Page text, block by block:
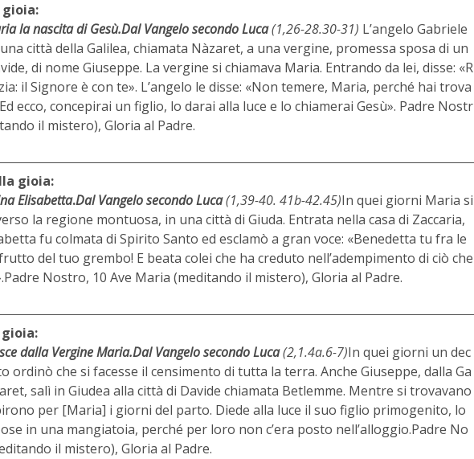
la nascita di Gesù.Dal Vangelo secondo Luca(1,26-28.30-31) L’angelo Gabriele
città della Galilea, chiamata Nàzaret, a una vergine, promessa sposa di un
di nome Giuseppe. La vergine si chiamava Maria. Entrando da lei, disse: «R
il Signore è con te». L’angelo le disse: «Non temere, Maria, perché hai trova
ecco, concepirai un figlio, lo darai alla luce e lo chiamerai Gesù». Padre Nostr
il mistero), Gloria al Padre.
gioia:
Elisabetta.Dal Vangelo secondo Luca(1,39-40. 41b-42.45)In quei giorni Maria si
la regione montuosa, in una città di Giuda. Entrata nella casa di Zaccaria,
fu colmata di Spirito Santo ed esclamò a gran voce: «Benedetta tu fra le
del tuo grembo! E beata colei che ha creduto nell’adempimento di ciò che
Nostro, 10 Ave Maria (meditando il mistero), Gloria al Padre.
dalla Vergine Maria.Dal Vangelo secondo Luca(2,1.4a.6-7)In quei giorni un dec
ordinò che si facesse il censimento di tutta la terra. Anche Giuseppe, dalla Ga
salì in Giudea alla città di Davide chiamata Betlemme. Mentre si trovavano
per [Maria] i giorni del parto. Diede alla luce il suo figlio primogenito, lo
in una mangiatoia, perché per loro non c’era posto nell’alloggio.Padre No
il mistero), Gloria al Padre.